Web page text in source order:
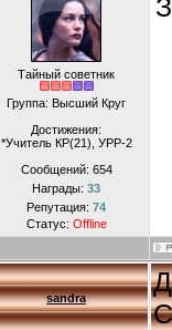
Тайный советник
Группа: Высший Круг
Достижения:
*Учитель КР(21), УРР-2
Сообщений: 654
Награды: 33
Репутация: 74
Статус: Offline
sandra